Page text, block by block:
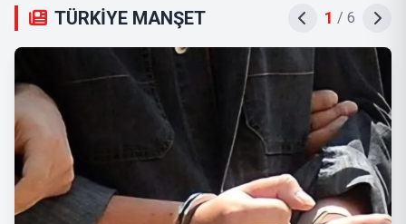
TÜRKİYE MANŞET 2 / 6